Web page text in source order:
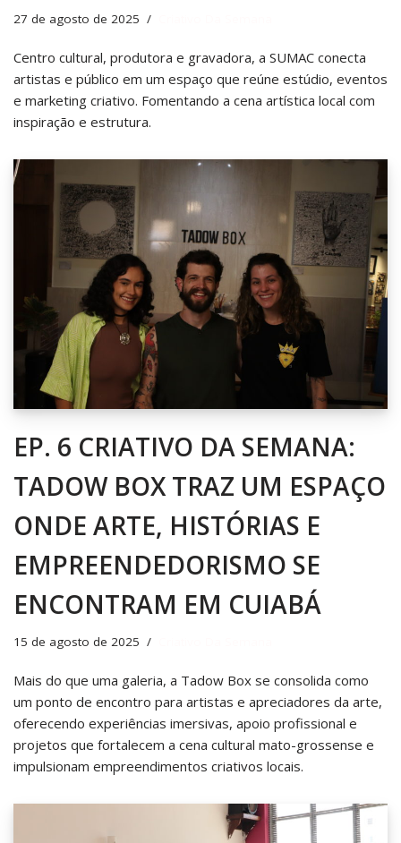
27 de agosto de 2025
Centro cultural, produtora e gravadora, a SUMAC conecta
artistas e público em um espaço que reúne estúdio, eventos
e marketing criativo. Fomentando a cena artística local com
inspiração e estrutura.
EP. 6 CRIATIVO DA SEMANA:
TADOW BOX TRAZ UM ESPAÇO
ONDE ARTE, HISTÓRIAS E
EMPREENDEDORISMO SE
ENCONTRAM EM CUIABÁ
15 de agosto de 2025
Mais do que uma galeria, a Tadow Box se consolida como
um ponto de encontro para artistas e apreciadores da arte,
oferecendo experiências imersivas, apoio profissional e
projetos que fortalecem a cena cultural mato-grossense e
impulsionam empreendimentos criativos locais.